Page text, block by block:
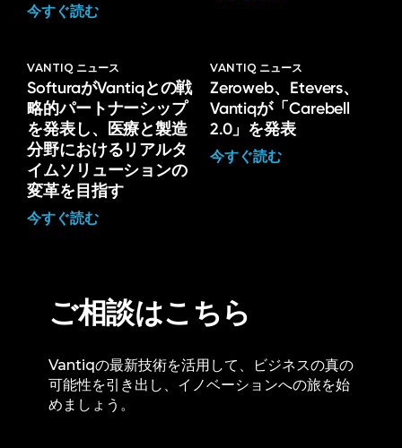
今すぐ読む
VANTIQ ニュース
SofturaがVantiqとの戦
略的パートナーシップ
を発表し、医療と製造
分野におけるリアルタ
イムソリューションの
変革を目指す
今すぐ読む
VANTIQ ニュース
Zeroweb、Etevers、
Vantiqが「Carebell
2.0」を発表
今すぐ読む
ご相談はこちら
Vantiqの最新技術を活用して、ビジネスの真の
可能性を引き出し、イノベーションへの旅を始
めましょう。